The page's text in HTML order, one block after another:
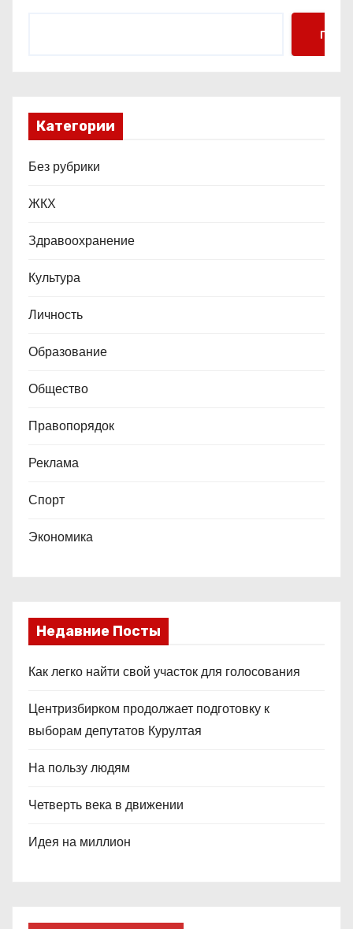
Поиск
Категории
Без рубрики
ЖКХ
Здравоохранение
Культура
Личность
Образование
Общество
Правопорядок
Реклама
Спорт
Экономика
Недавние Посты
Как легко найти свой участок для голосования
Центризбирком продолжает подготовку к
выборам депутатов Курултая
На пользу людям
Четверть века в движении
Идея на миллион